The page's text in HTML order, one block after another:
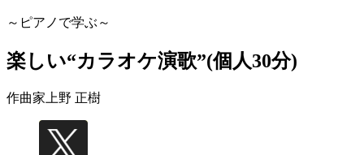
～ピアノで学ぶ～
楽しい“カラオケ演歌”(個人30分)
作曲家 上野 正樹